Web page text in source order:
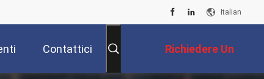
Italian
Contattici Richiedere Un